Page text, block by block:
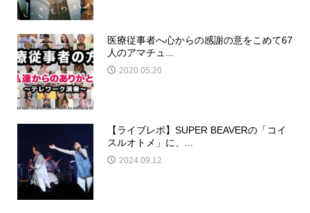
医療従事者へ心からの感謝の意をこめて67
人のアマチュ...
2020.05.20
【ライブレポ】SUPER BEAVERの「コイ
スルオトメ」に、...
2024.09.12